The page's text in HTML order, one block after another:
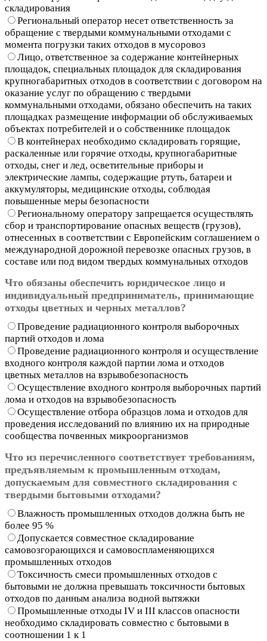
складирования
Региональный оператор несет ответственность за
обращение с твердыми коммунальными отходами с
момента погрузки таких отходов в мусоровоз
Лицо, ответственное за содержание контейнерных
площадок, специальных площадок для складирования
крупногабаритных отходов в соответствии с договором на
оказание услуг по обращению с твердыми
коммунальными отходами, обязано обеспечить на таких
площадках размещение информации об обслуживаемых
объектах потребителей и о собственнике площадок
В контейнерах необходимо складировать горящие,
раскаленные или горячие отходы, крупногабаритные
отходы, снег и лед, осветительные приборы и
электрические лампы, содержащие ртуть, батареи и
аккумуляторы, медицинские отходы, соблюдая
повышенные меры безопасности
Региональному оператору запрещается осуществлять
сбор и транспортирование опасных веществ (грузов),
отнесенных в соответствии с Европейским соглашением о
международной дорожной перевозке опасных грузов, в
составе или под видом твердых коммунальных отходов
Что обязаны обеспечить юридическое лицо и
индивидуальный предприниматель, принимающие
отходы цветных и черных металлов?
Проведение радиационного контроля выборочных
партий отходов и лома
Проведение радиационного контроля и осуществление
входного контроля каждой партии лома и отходов
цветных металлов на взрывобезопасность
Осуществление входного контроля выборочных партий
лома и отходов на взрывобезопасность
Осуществление отбора образцов лома и отходов для
проведения исследований по влиянию их на природные
сообщества почвенных микроорганизмов
Что из перечисленного соответствует требованиям,
предъявляемым к промышленным отходам,
допускаемым для совместного складирования с
твердыми бытовыми отходами?
Влажность промышленных отходов должна быть не
более 95 %
Допускается совместное складирование
самовозгорающихся и самовоспламеняющихся
промышленных отходов
Токсичность смеси промышленных отходов с
бытовыми не должна превышать токсичности бытовых
отходов по данным анализа водной вытяжки
Промышленные отходы IV и III классов опасности
необходимо складировать совместно с бытовыми в
соотношении 1 к 1